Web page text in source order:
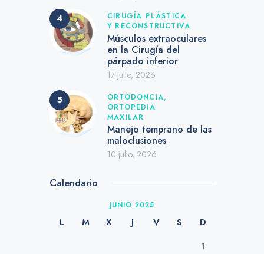
CIRUGÍA PLÁSTICA
Y RECONSTRUCTIVA
Músculos extraoculares
en la Cirugía del
párpado inferior
17 julio, 2026
ORTODONCIA,
ORTOPEDIA
MAXILAR
Manejo temprano de las
maloclusiones
10 julio, 2026
Calendario
JUNIO 2025
L M X J V S
D
1